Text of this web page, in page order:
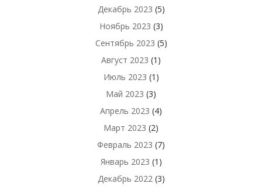
Декабрь 2023 (5)
Ноябрь 2023 (3)
Сентябрь 2023 (5)
Август 2023 (1)
Июль 2023 (1)
Май 2023 (3)
Апрель 2023 (4)
Март 2023 (2)
Февраль 2023 (7)
Январь 2023 (1)
Декабрь 2022(3)